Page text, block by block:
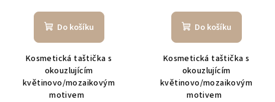
Do košíku
Kosmetická taštička s
okouzlujícím
květinovo/mozaikovým
motivem
Do košíku
Kosmetická taštička s
okouzlujícím
květinovo/mozaikovým
motivem